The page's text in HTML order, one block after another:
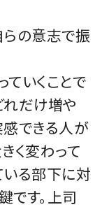
らの意志で振
いくことで
れだけ増や
感できる人が
く変わって
いる部下に対
です。上司